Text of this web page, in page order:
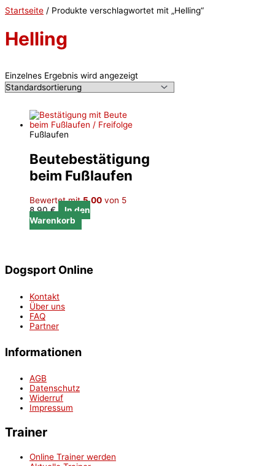
Startseite / Produkte verschlagwortet mit „Helling“
Helling
Einzelnes Ergebnis wird angezeigt
Fußlaufen
Beutebestätigung
beim Fußlaufen
Bewertet mit5.00 von 5
8,90€
In den
Warenkorb
Dogsport Online
Kontakt
Über uns
FAQ
Partner
Informationen
AGB
Datenschutz
Widerruf
Impressum
Trainer
Online Trainer werden